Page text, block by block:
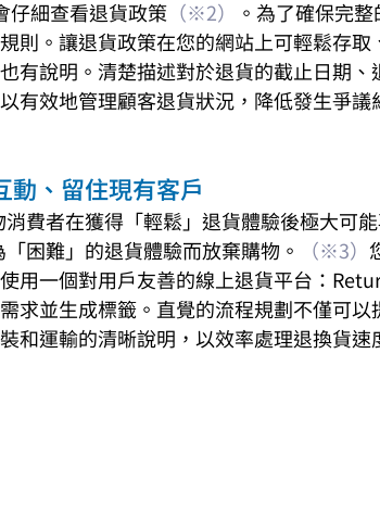
仔細查看退貨政策 （※2）
。為了確保完
則。讓退貨政策在您的網站上可輕鬆存取
有說明。清楚描述對於退貨的截止日期、
有效地管理顧客退貨狀況，降低發生爭議
動、留住現有客戶
消費者在獲得「輕鬆」退貨體驗後極大可
困難」的退貨體驗而放棄購物。 （※3）
用一個對用戶友善的線上退貨平台：
求並生成標籤。直覺的流程規劃不僅可以
和運輸的清晰說明，以效率處理退換貨速